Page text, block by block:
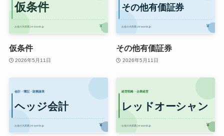
仮条件
2026年5月11日
その他有価証券
2026年5月11日